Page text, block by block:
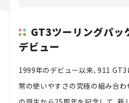
GT3ツーリングパッ
デビュー
1999年のデビュー以来、911
常の使いやすさの究極の組み合わ